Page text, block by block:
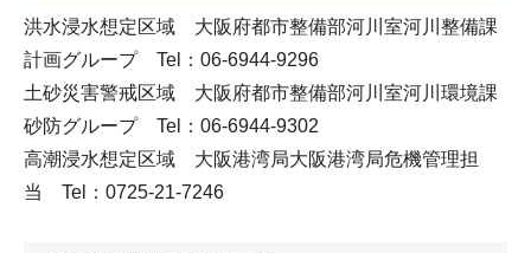
洪水浸水想定区域 大阪府都市整備部河川室河川整備課
計画グループ Tel：06-6944-9296
土砂災害警戒区域 大阪府都市整備部河川室河川環境課
砂防グループ Tel：06-6944-9302
高潮浸水想定区域 大阪港湾局大阪港湾局危機管理担
当 Tel：0725-21-7246